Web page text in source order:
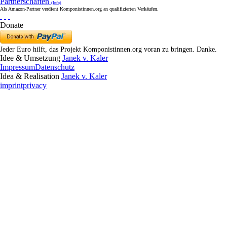
(Info)
Als Amazon-Partner verdient Komponistinnen.org an qualifizierten Verkäufen.
Donate
Jeder Euro hilft, das Projekt Komponistinnen.org voran zu bringen. Danke.
Idee & Umsetzung Janek v. Kaler
ImpressumDatenschutz
Idea & Realisation Janek v. Kaler
imprintprivacy